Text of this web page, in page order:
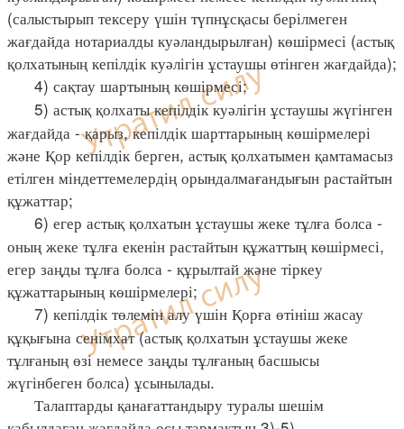
(салыстырып тексеру үшін түпнұсқасы берілмеген
жағдайда нотариалды куәландырылған) көшірмесі (астық
қолхатының кепілдік куәлігін ұстаушы өтінген жағдайда);
4) сақтау шартының көшірмесі;
5) астық қолхаты кепілдік куәлігін ұстаушы жүгінген
жағдайда - қарыз, кепілдік шарттарының көшірмелері
және Қор кепілдік берген, астық қолхатымен қамтамасыз
етілген міндеттемелердің орындалмағандығын растайтын
құжаттар;
6) егер астық қолхатын ұстаушы жеке тұлға болса -
оның жеке тұлға екенін растайтын құжаттың көшірмесі,
егер заңды тұлға болса - құрылтай және тіркеу
құжаттарының көшірмелері;
7) кепілдік төлемін алу үшін Қорға өтініш жасау
құқығына сенімхат (астық қолхатын ұстаушы жеке
тұлғаның өзі немесе заңды тұлғаның басшысы
жүгінбеген болса) ұсынылады.
Талаптарды қанағаттандыру туралы шешім